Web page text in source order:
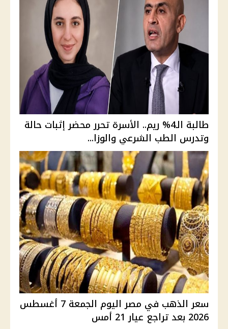
طالبة الـ4% ريم.. الأسرة تحرر محضر إثبات حالة
وتدرس الطب الشرعي والوزا...
سعر الذهب في مصر اليوم الجمعة 7 أغسطس
2026 بعد تراجع عيار 21 أمس